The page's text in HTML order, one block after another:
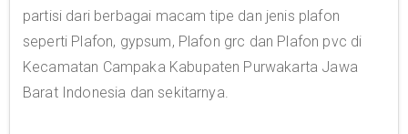
partisi dari berbagai macam tipe dan jenis plafon
seperti Plafon, gypsum, Plafon grc dan Plafon pvc di
Kecamatan Campaka Kabupaten Purwakarta Jawa
Barat Indonesia dan sekitarnya.